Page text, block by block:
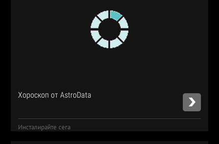
Хороскоп от AstroData
Инсталирайте сега